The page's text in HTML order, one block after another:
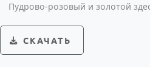
Пудрово-розовый и золотой
СКАЧАТЬ